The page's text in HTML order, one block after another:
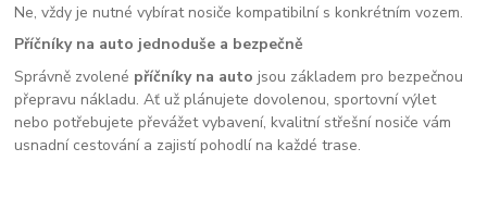
Ne, vždy je nutné vybírat nosiče kompatibilní s konkrétním vozem.
Příčníky na auto jednoduše a bezpečně
Správně zvolené příčníky na auto jsou základem pro bezpečnou
přepravu nákladu. Ať už plánujete dovolenou, sportovní výlet
nebo potřebujete převážet vybavení, kvalitní střešní nosiče vám
usnadní cestování a zajistí pohodlí na každé trase.